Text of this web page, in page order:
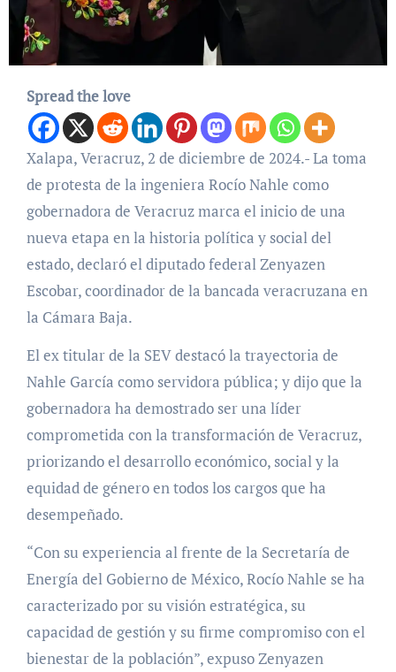
Spread the love
Xalapa, Veracruz, 2 de diciembre de 2024.- La toma
de protesta de la ingeniera Rocío Nahle como
gobernadora de Veracruz marca el inicio de una
nueva etapa en la historia política y social del
estado, declaró el diputado federal Zenyazen
Escobar, coordinador de la bancada veracruzana en
la Cámara Baja.
El ex titular de la SEV destacó la trayectoria de
Nahle García como servidora pública; y dijo que la
gobernadora ha demostrado ser una líder
comprometida con la transformación de Veracruz,
priorizando el desarrollo económico, social y la
equidad de género en todos los cargos que ha
desempeñado.
“Con su experiencia al frente de la Secretaría de
Energía del Gobierno de México, Rocío Nahle se ha
caracterizado por su visión estratégica, su
capacidad de gestión y su firme compromiso con el
bienestar de la población”, expuso Zenyazen